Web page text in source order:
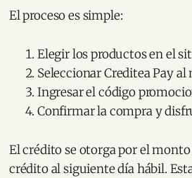
El proceso es simple:
Elegir los productos en el
Seleccionar Creditea Pay
Ingresar el código
Confirmar la compra y
El crédito se otorga por el
crédito al siguiente día hábil.